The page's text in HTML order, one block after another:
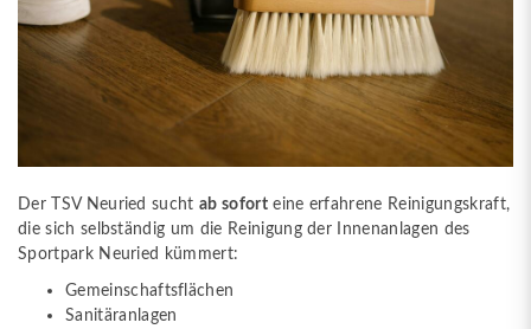
Der TSV Neuried suchtab soforteine erfahrene Reinigungskraft,
die sich selbständig um die Reinigung der Innenanlagen des
Sportpark Neuried kümmert:
Gemeinschaftsflächen
Sanitäranlagen